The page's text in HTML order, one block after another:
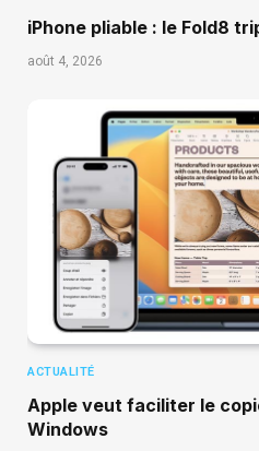
iPhone pliable : le Fold8
août 4, 2026
ACTUALITÉ
Apple veut faciliter le
Windows